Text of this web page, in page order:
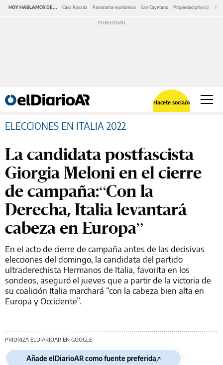
HOY HABLAMOS DE... Casa Rosada Panorama económico San Cayetano Propiedad privada
Hacete socia/o
ELECCIONES EN ITALIA 2022
La candidata postfascista
Giorgia Meloni en el cierre
de campaña:“Con la
Derecha, Italia levantará
cabeza en Europa”
En el acto de cierre de campaña antes de las decisivas
elecciones del domingo, la candidata del partido
ultraderechista Hermanos de Italia, favorita en los
sondeos, aseguró el jueves que a partir de la victoria de
su coalición Italia marchará “con la cabeza bien alta en
Europa y Occidente”.
PRIORIZA ELDIARIOAR EN GOOGLE
Añade elDiarioAR como fuente preferida